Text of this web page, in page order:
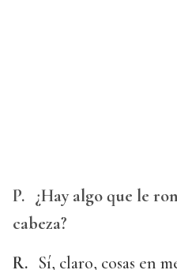
P.
¿Hay algo que le
cabeza?
R. Sí, claro, cosas en